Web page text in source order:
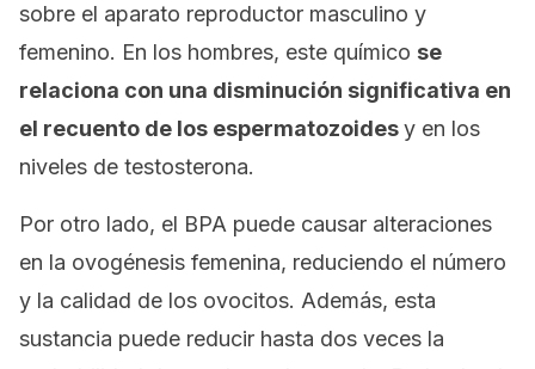
sobre el aparato reproductor masculino y
femenino. En los hombres, este químico se
relaciona con una disminución significativa en
el recuento de los espermatozoidesy en los
niveles de testosterona.
Por otro lado, el BPA puede causar alteraciones
en la ovogénesis femenina, reduciendo el número
y la calidad de los ovocitos. Además, esta
sustancia puede reducir hasta dos veces la